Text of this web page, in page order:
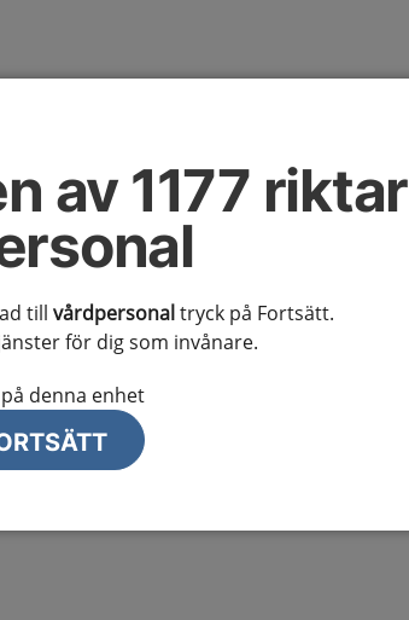
av 1177 riktar
till vårdpersonaltryck på Fortsätt.
för dig som invånare.
denna enhet
eller vid försämring av
funktions- och
symtomen eller vid remiss
kirurgi. Vårdförloppet
primärvården.
finns under rubriken